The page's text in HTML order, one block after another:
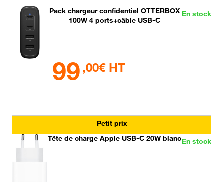
En stock
Pack chargeur confidentiel OTTERBOX
100W 4 ports+câble USB-C
99 ,00€ HT
Petit prix
En stock
Tête de charge Apple USB-C 20W blanc